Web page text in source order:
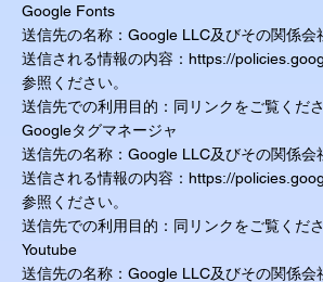
Google Fonts
送信先の名称：Google LLC及びその関係会
送信される情報の内容： https://
参照ください。
送信先での利用目的：同リンクをご覧くださ
Googleタグマネージャ
送信先の名称：Google LLC及びその関係会
送信される情報の内容： https://
参照ください。
送信先での利用目的：同リンクをご覧くださ
Youtube
送信先の名称：Google LLC及びその関係会